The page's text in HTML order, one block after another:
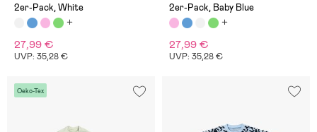
2er-Pack, White
27,99 €
UVP: 35,28 €
2er-Pack, Baby Blue
27,99 €
UVP: 35,28 €
Oeko-Tex